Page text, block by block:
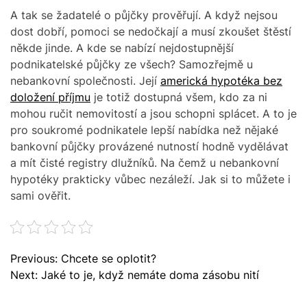
A tak se žadatelé o půjčky prověřují. A když nejsou
dost dobří, pomoci se nedočkají a musí zkoušet štěstí
někde jinde. A kde se nabízí nejdostupnější
podnikatelské půjčky ze všech? Samozřejmě u
nebankovní společnosti. Její americká hypotéka bez
doložení příjmu je totiž dostupná všem, kdo za ni
mohou ručit nemovitostí a jsou schopni splácet. A to je
pro soukromé podnikatele lepší nabídka než nějaké
bankovní půjčky provázené nutností hodně vydělávat
a mít čisté registry dlužníků. Na čemž u nebankovní
hypotéky prakticky vůbec nezáleží. Jak si to můžete i
sami ověřit.
N
a
Previous: Chcete se oplotit?
Next: Jaké to je, když nemáte doma zásobu nití